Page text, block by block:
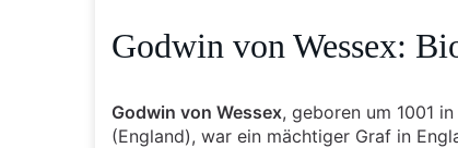
Godwin von Wessex:
Godwin von Wessex, geboren um 1001
(England), war ein mächtiger Graf in